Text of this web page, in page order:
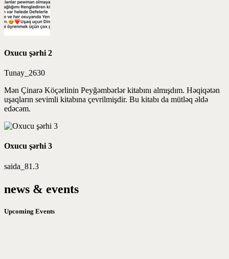
Oxucu şərhi 2
Tunay_2630
Mən Çinarə Köçərlinin Peyğəmbərlər kitabını almışdım. Həqiqətən
uşaqların sevimli kitabına çevrilmişdir. Bu kitabı da mütləq əldə
edəcəm.
Oxucu şərhi 3
saida_81.3
news & events
Upcoming Events